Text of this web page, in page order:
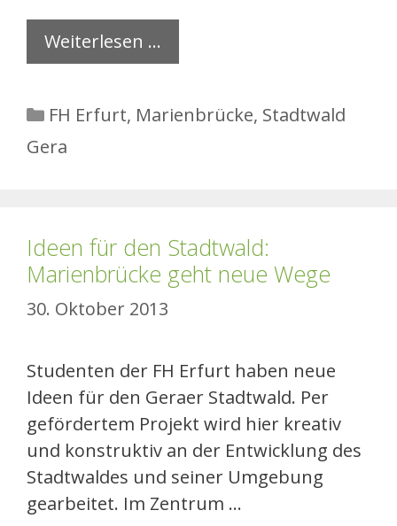
Weiterlesen …
Kategorien
FH Erfurt, Marienbrücke, Stadtwald
Gera
Ideen für den Stadtwald:
Marienbrücke geht neue Wege
30. Oktober 2013
Studenten der FH Erfurt haben neue
Ideen für den Geraer Stadtwald. Per
gefördertem Projekt wird hier kreativ
und konstruktiv an der Entwicklung des
Stadtwaldes und seiner Umgebung
gearbeitet. Im Zentrum …